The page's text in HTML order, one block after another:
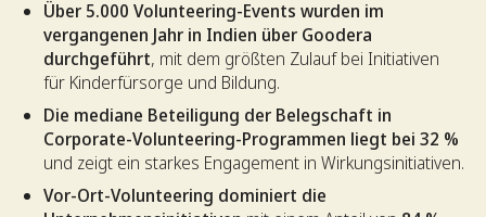
Über 5.000 Volunteering-Events wurden im
vergangenen Jahr in Indien über Goodera
durchgeführt, mit dem größten Zulauf bei Initiativen
für Kinderfürsorge und Bildung.
Die mediane Beteiligung der Belegschaft in
Corporate-Volunteering-Programmen liegt bei 32 %
und zeigt ein starkes Engagement in Wirkungsinitiativen.
Vor-Ort-Volunteering dominiert die